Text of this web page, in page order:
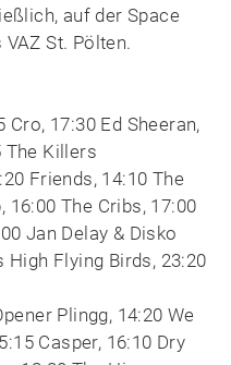
auf der Space
St. Pölten.
17:30 Ed Sheeran,
The Killers
Friends, 14:10 The
The Cribs, 17:00
Jan Delay & Disko
High Flying Birds, 23:20
Plingg, 14:20 We
Casper, 16:10 Dry